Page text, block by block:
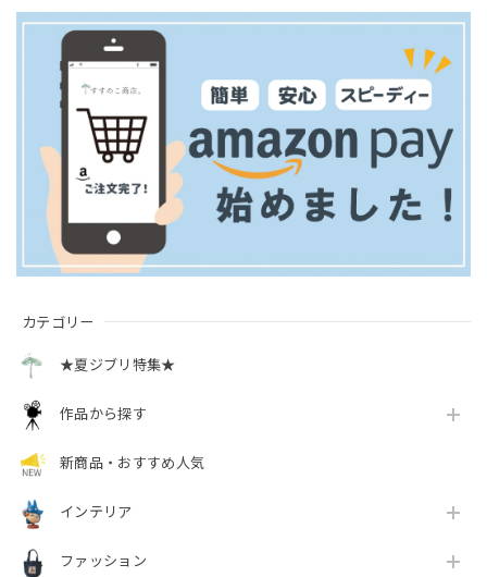
カテゴリー
★夏ジブリ特集★
作品から探す
新商品・おすすめ人気
インテリア
ファッション